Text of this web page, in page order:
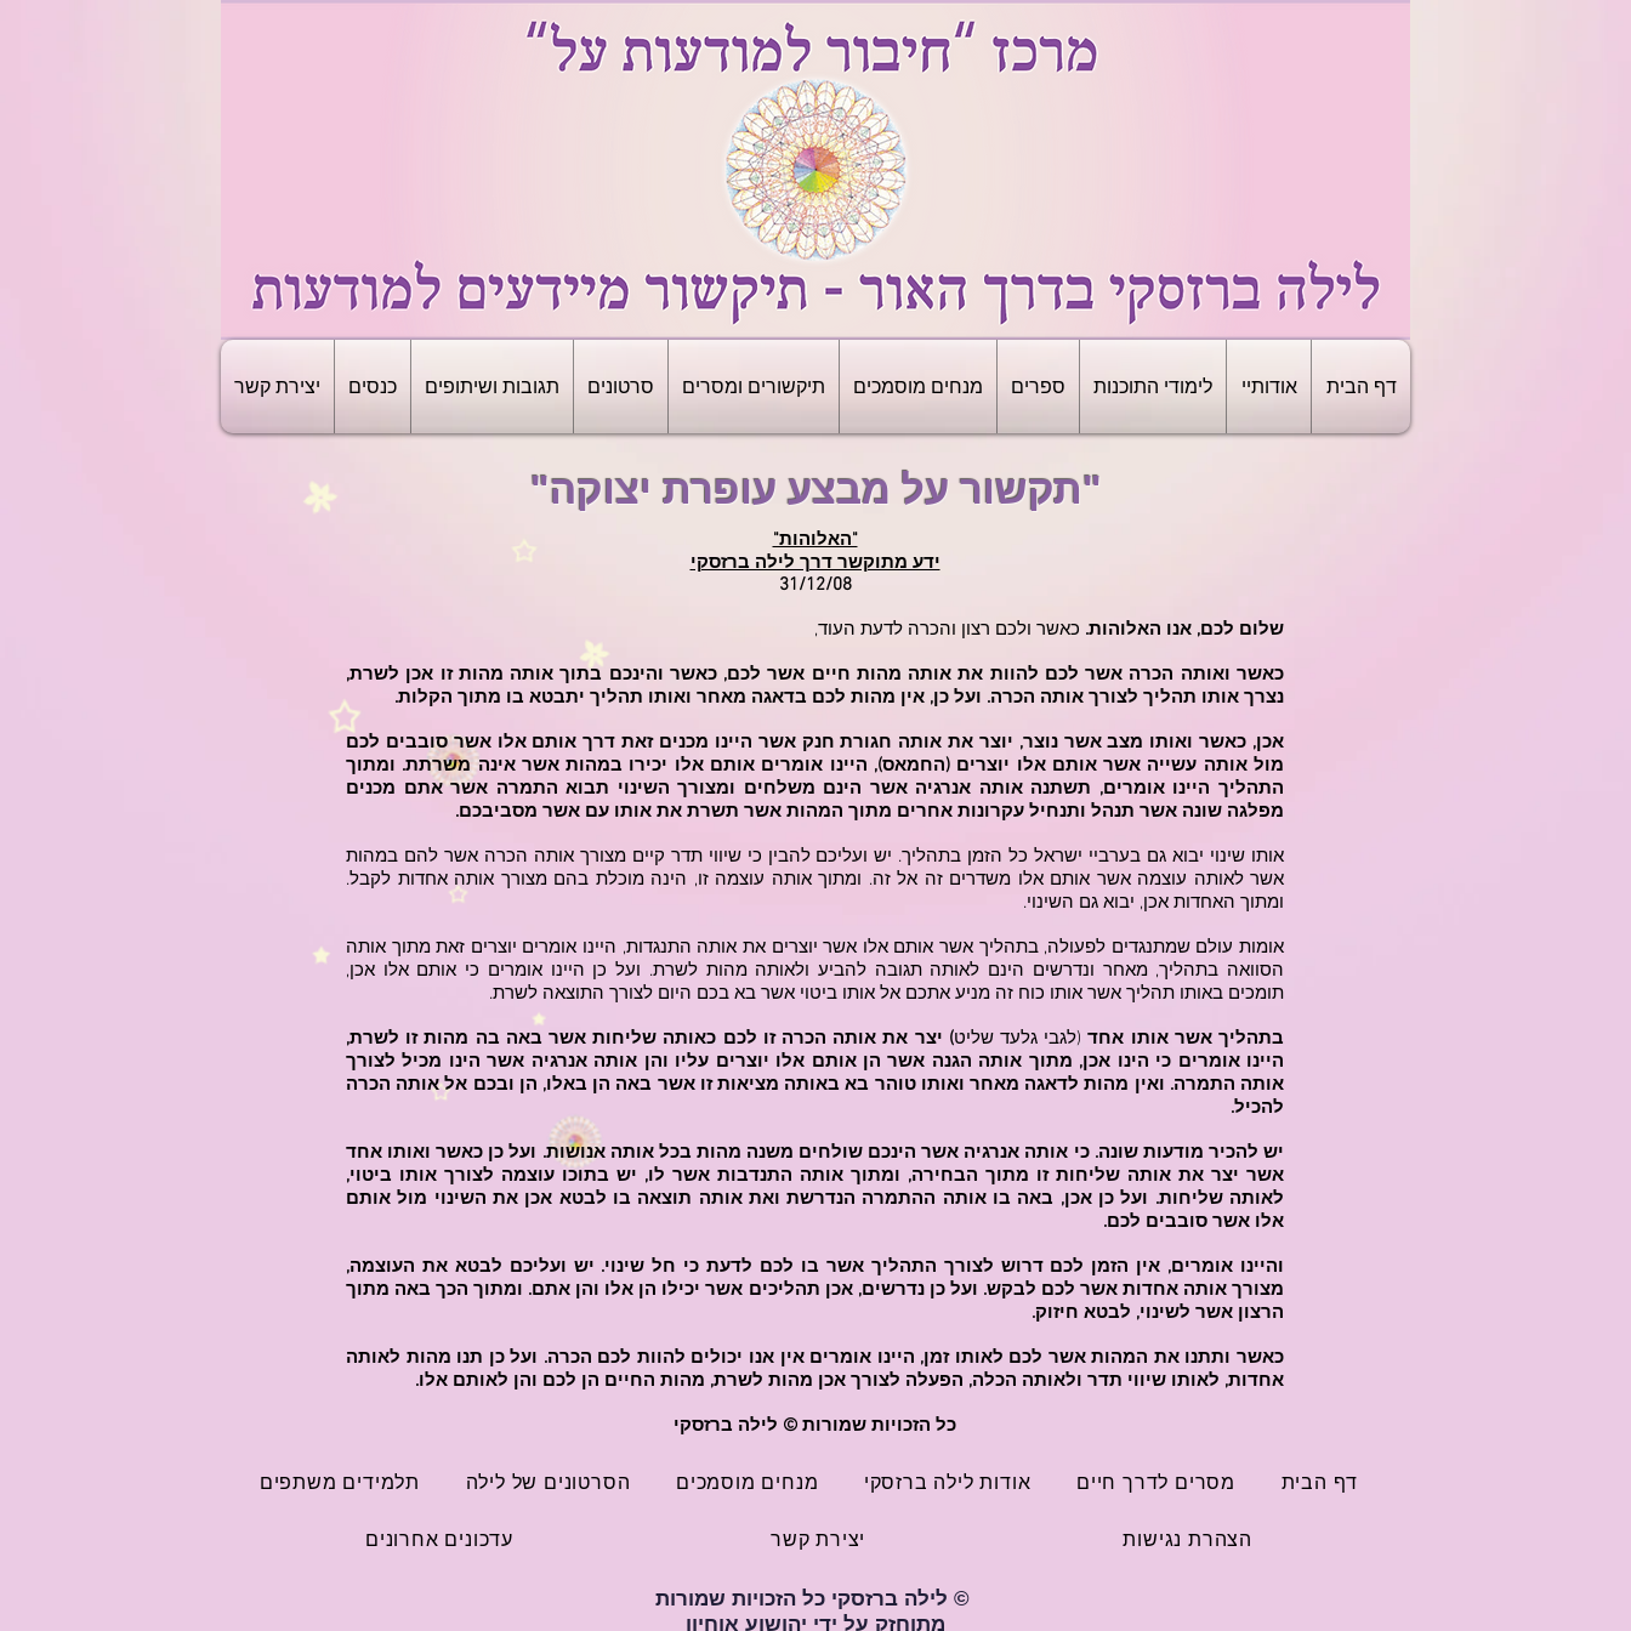
דף הבית אודותיי לימודי התוכנות ספרים מנחים מוסמכים תיקשורים ומסרים סרטונים תגובות ושיתופים כנסים יצירת קשר
"תקשור על מבצע עופרת יצוקה"
"האלוהות"
ידע מתוקשר דרך לילה ברזסקי
31/12/08
שלום לכם, אנו האלוהות. כאשר ולכם רצון והכרה לדעת העוד,
כאשר ואותה הכרה אשר לכם להוות את אותה מהות חיים אשר לכם, כאשר והינכם בתוך אותה מהות זו אכן לשרת,
נצרך אותו תהליך לצורך אותה הכרה. ועל כן, אין מהות לכם בדאגה מאחר ואותו תהליך יתבטא בו מתוך הקלות.
אכן, כאשר ואותו מצב אשר נוצר, יוצר את אותה חגורת חנק אשר היינו מכנים זאת דרך אותם אלו אשר סובבים לכם
מול אותה עשייה אשר אותם אלו יוצרים (החמאס), היינו אומרים אותם אלו יכירו במהות אשר אינה משרתת. ומתוך
התהליך היינו אומרים, תשתנה אותה אנרגיה אשר הינם משלחים ומצורך השינוי תבוא התמרה אשר אתם מכנים
מפלגה שונה אשר תנהל ותנחיל עקרונות אחרים מתוך המהות אשר תשרת את אותו עם אשר מסביבכם.
אותו שינוי יבוא גם בערביי ישראל כל הזמן בתהליך. יש ועליכם להבין כי שיווי תדר קיים מצורך אותה הכרה אשר להם במהות
אשר לאותה עוצמה אשר אותם אלו משדרים זה אל זה. ומתוך אותה עוצמה זו, הינה מוכלת בהם מצורך אותה אחדות לקבל.
ומתוך האחדות אכן, יבוא גם השינוי.
אומות עולם שמתנגדים לפעולה, בתהליך אשר אותם אלו אשר יוצרים את אותה התנגדות, היינו אומרים יוצרים זאת מתוך אותה
הסוואה בתהליך, מאחר ונדרשים הינם לאותה תגובה להביע ולאותה מהות לשרת. ועל כן היינו אומרים כי אותם אלו אכן,
תומכים באותו תהליך אשר אותו כוח זה מניע אתכם אל אותו ביטוי אשר בא בכם היום לצורך התוצאה לשרת.
בתהליך אשר אותו אחד (לגבי גלעד שליט) יצר את אותה הכרה זו לכם כאותה שליחות אשר באה בה מהות זו לשרת,
היינו אומרים כי הינו אכן, מתוך אותה הגנה אשר הן אותם אלו יוצרים עליו והן אותה אנרגיה אשר הינו מכיל לצורך
אותה התמרה. ואין מהות לדאגה מאחר ואותו טוהר בא באותה מציאות זו אשר באה הן באלו, הן ובכם אל אותה הכרה
להכיל.
יש להכיר מודעות שונה. כי אותה אנרגיה אשר הינכם שולחים משנה מהות בכל אותה אנושות. ועל כן כאשר ואותו אחד
אשר יצר את אותה שליחות זו מתוך הבחירה, ומתוך אותה התנדבות אשר לו, יש בתוכו עוצמה לצורך אותו ביטוי,
לאותה שליחות. ועל כן אכן, באה בו אותה ההתמרה הנדרשת ואת אותה תוצאה בו לבטא אכן את השינוי מול אותם
אלו אשר סובבים לכם.
והיינו אומרים, אין הזמן לכם דרוש לצורך התהליך אשר בו לכם לדעת כי חל שינוי. יש ועליכם לבטא את העוצמה,
מצורך אותה אחדות אשר לכם לבקש. ועל כן נדרשים, אכן תהליכים אשר יכילו הן אלו והן אתם. ומתוך הכך באה מתוך
הרצון אשר לשינוי, לבטא חיזוק.
כאשר ותתנו את המהות אשר לכם לאותו זמן, היינו אומרים אין אנו יכולים להוות לכם הכרה. ועל כן תנו מהות לאותה
אחדות, לאותו שיווי תדר ולאותה הכלה, הפעלה לצורך אכן מהות לשרת, מהות החיים הן לכם והן לאותם אלו.
כל הזכויות שמורות © לילה ברזסקי
דף הבית מסרים לדרך חיים אודות לילה ברזסקי מנחים מוסמכים הסרטונים של לילה תלמידים משתפים
הצהרת נגישות יצירת קשר עדכונים אחרונים
© לילה ברזסקי כל הזכויות שמורות
מתוחזק על ידי יהושוע אוחיון